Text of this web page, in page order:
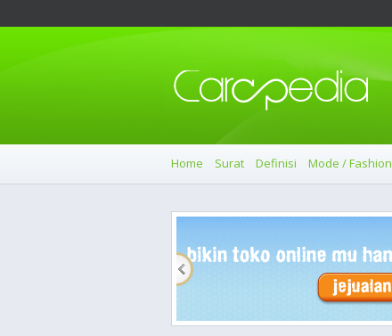
Home Surat Definisi Mode / Fashion